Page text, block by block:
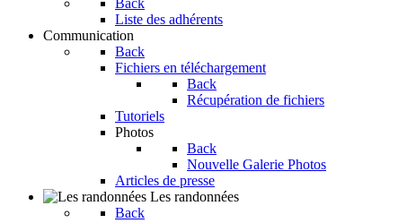
Back
Liste des adhérents
Communication
Back
Fichiers en téléchargement
Back
Récupération de fichiers
Tutoriels
Photos
Back
Nouvelle Galerie Photos
Articles de presse
Les randonnées
Back